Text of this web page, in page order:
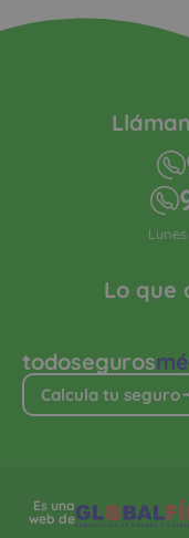
todoseguros
Calcula tu seguro
Lo que
Es una
web de